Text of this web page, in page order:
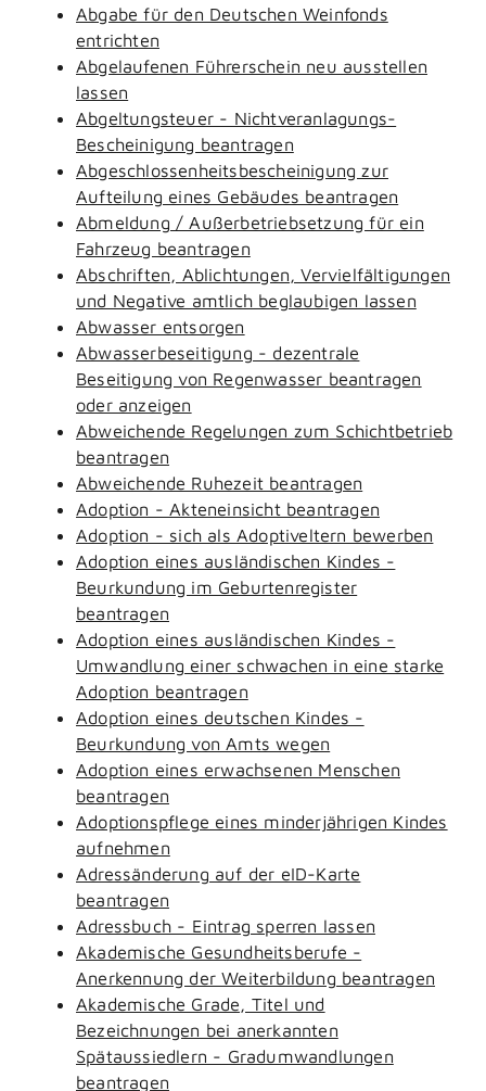
Abgabe für den Deutschen Weinfonds
entrichten
Abgelaufenen Führerschein neu ausstellen
lassen
Abgeltungsteuer - Nichtveranlagungs-
Bescheinigung beantragen
Abgeschlossenheitsbescheinigung zur
Aufteilung eines Gebäudes beantragen
Abmeldung / Außerbetriebsetzung für ein
Fahrzeug beantragen
Abschriften, Ablichtungen, Vervielfältigungen
und Negative amtlich beglaubigen lassen
Abwasser entsorgen
Abwasserbeseitigung - dezentrale
Beseitigung von Regenwasser beantragen
oder anzeigen
Abweichende Regelungen zum Schichtbetrieb
beantragen
Abweichende Ruhezeit beantragen
Adoption - Akteneinsicht beantragen
Adoption - sich als Adoptiveltern bewerben
Adoption eines ausländischen Kindes -
Beurkundung im Geburtenregister
beantragen
Adoption eines ausländischen Kindes -
Umwandlung einer schwachen in eine starke
Adoption beantragen
Adoption eines deutschen Kindes -
Beurkundung von Amts wegen
Adoption eines erwachsenen Menschen
beantragen
Adoptionspflege eines minderjährigen Kindes
aufnehmen
Adressänderung auf der eID-Karte
beantragen
Adressbuch - Eintrag sperren lassen
Akademische Gesundheitsberufe -
Anerkennung der Weiterbildung beantragen
Akademische Grade, Titel und
Bezeichnungen bei anerkannten
Spätaussiedlern - Gradumwandlungen
beantragen